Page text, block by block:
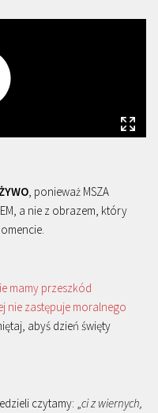
, ponieważ MSZA
a nie z obrazem, który
mamy przeszkód
nie zastępuje moralnego
abyś dzień święty
czytamy: „ci z wiernych,